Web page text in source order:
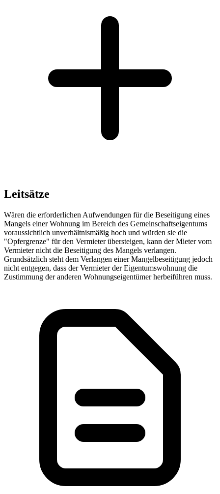
Leitsätze
Wären die erforderlichen Aufwendungen für die Beseitigung eines
Mangels einer Wohnung im Bereich des Gemeinschaftseigentums
voraussichtlich unverhältnismäßig hoch und würden sie die
"Opfergrenze" für den Vermieter übersteigen, kann der Mieter vom
Vermieter nicht die Beseitigung des Mangels verlangen.
Grundsätzlich steht dem Verlangen einer Mangelbeseitigung jedoch
nicht entgegen, dass der Vermieter der Eigentumswohnung die
Zustimmung der anderen Wohnungseigentümer herbeiführen muss.